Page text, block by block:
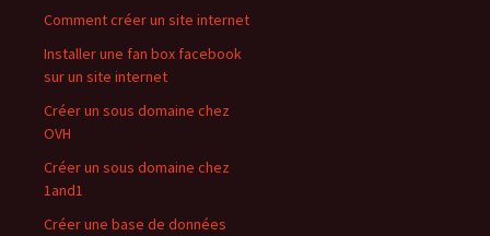
Comment créer un site internet
Installer une fan box facebook
sur un site internet
Créer un sous domaine chez
OVH
Créer un sous domaine chez
1and1
Créer une base de données